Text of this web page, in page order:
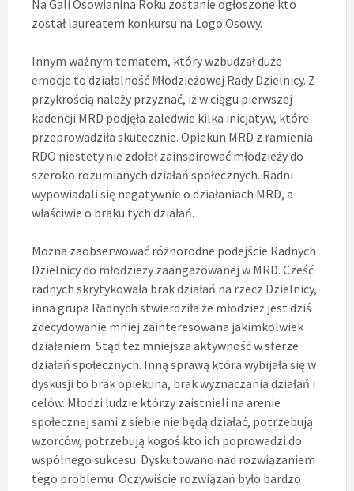
Na Gali Osowianina Roku zostanie ogłoszone kto
został laureatem konkursu na Logo Osowy.
Innym ważnym tematem, który wzbudzał duże
emocje to działalność Młodzieżowej Rady Dzielnicy. Z
przykrością należy przyznać, iż w ciągu pierwszej
kadencji MRD podjęła zaledwie kilka inicjatyw, które
przeprowadziła skutecznie. Opiekun MRD z ramienia
RDO niestety nie zdołał zainspirować młodzieży do
szeroko rozumianych działań społecznych. Radni
wypowiadali się negatywnie o działaniach MRD, a
właściwie o braku tych działań.
Można zaobserwować różnorodne podejście Radnych
Dzielnicy do młodzieży zaangażowanej w MRD. Cześć
radnych skrytykowała brak działań na rzecz Dzielnicy,
inna grupa Radnych stwierdziła że młodzież jest dziś
zdecydowanie mniej zainteresowana jakimkolwiek
działaniem. Stąd też mniejsza aktywność w sferze
działań społecznych. Inną sprawą która wybijała się w
dyskusji to brak opiekuna, brak wyznaczania działań i
celów. Młodzi ludzie którzy zaistnieli na arenie
społecznej sami z siebie nie będą działać, potrzebują
wzorców, potrzebują kogoś kto ich poprowadzi do
wspólnego sukcesu. Dyskutowano nad rozwiązaniem
tego problemu. Oczywiście rozwiązań było bardzo